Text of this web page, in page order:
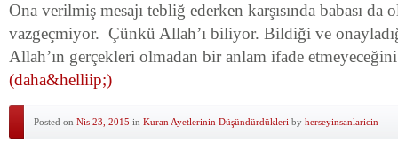
Ona verilmiş mesajı tebliğ ederken karşısında babası
vazgeçmiyor. Çünkü Allah’ı biliyor. Bildiği ve
Allah’ın gerçekleri olmadan bir anlam ifade
(daha&helliip;)
Posted on Nis 23, 2015 in Kuran Ayetlerinin Düşündürdükleri by herseyinsanlaricin